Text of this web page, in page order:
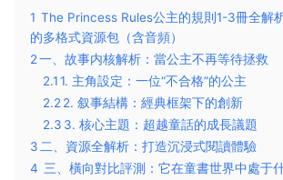
1 The Princess Rules公主的規則1-3冊全解
的多格式資源包（含音頻）
2​一、故事内核解析：當公主不再等待拯救​
2.1​1. 主角設定：一位“不合格”的公主​
2.2 ​2. 叙事結構：經典框架下的創新​
2.3 ​3. 核心主題：超越童話的成長議題​
3 ​二、資源全解析：打造沉浸式閱讀體驗​
4 三、橫向對比評測：它在童書世界中處于